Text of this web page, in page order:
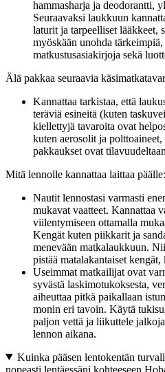
hammasharja ja deodorantti,
Seuraavaksi laukkuun
laturit ja tarpeelliset lääkkeet,
myöskään unohda tärkeimpiä,
matkustusasiakirjoja sekä
Älä pakkaa seuraavia
Kannattaa tarkistaa, että
teräviä esineitä (kuten
kiellettyjä tavaroita ovat
kuten aerosolit ja
pakkaukset ovat
Mitä lennolle kannattaa laittaa päälle:
Nautit lennostasi varmasti
mukavat vaatteet. Kannattaa
viilentymiseen ottamalla
Kengät kuten piikkarit ja
menevään matkalaukkuun.
pistää matalakantaiset
Useimmat matkailijat ovat
syvästä laskimotukoksesta,
aiheuttaa pitkä paikallaan
monin eri tavoin. Käytä
paljon vettä ja liikuttele
lennon aikana.
Kuinka pääsen lentokentän
nopeasti lentäessäni kohteeseen